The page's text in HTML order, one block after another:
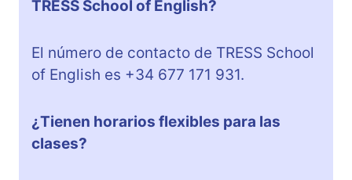
TRESS School of English?
El número de contacto de TRESS School
of English es +34 677 171 931.
¿Tienen horarios flexibles para las
clases?